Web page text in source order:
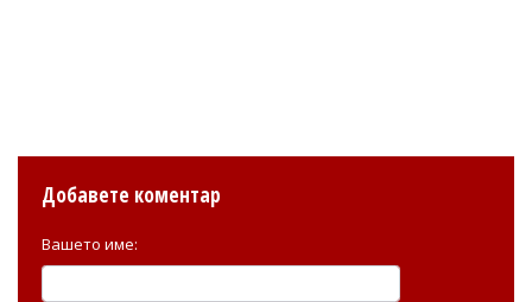
Добавете коментар
Вашето име: